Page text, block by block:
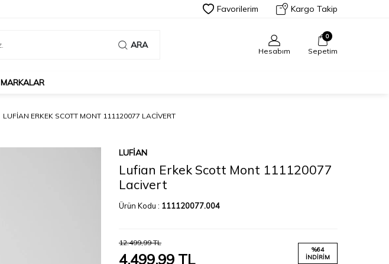
Favorilerim Kargo Takip
ARA
Hesabım
0
Sepetim
MARKALAR
LUFIAN ERKEK SCOTT MONT 111120077 LACIVERT
LUFIAN
Lufian Erkek Scott Mont 111120077
Lacivert
Ürün Kodu : 111120077.004
12.499,99TL
4.499,99 TL
%64
İNDIRIM